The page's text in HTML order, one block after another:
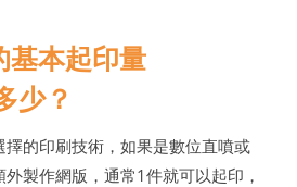
基本起印量
少？
的印刷技術，如果是數位直噴或
製作網版，通常1件就可以起印，